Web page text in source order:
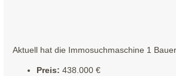
Aktuell hat die Immosuchmaschine 1
Preis: 438.000 €